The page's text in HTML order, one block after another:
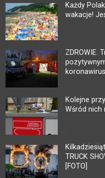
Każdy
wakacje!
ZDROWIE.
Kolejne
Wśród nich
TRUCK
[FOTO]